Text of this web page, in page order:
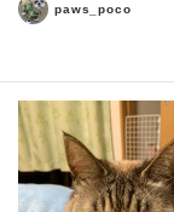
paws_poco